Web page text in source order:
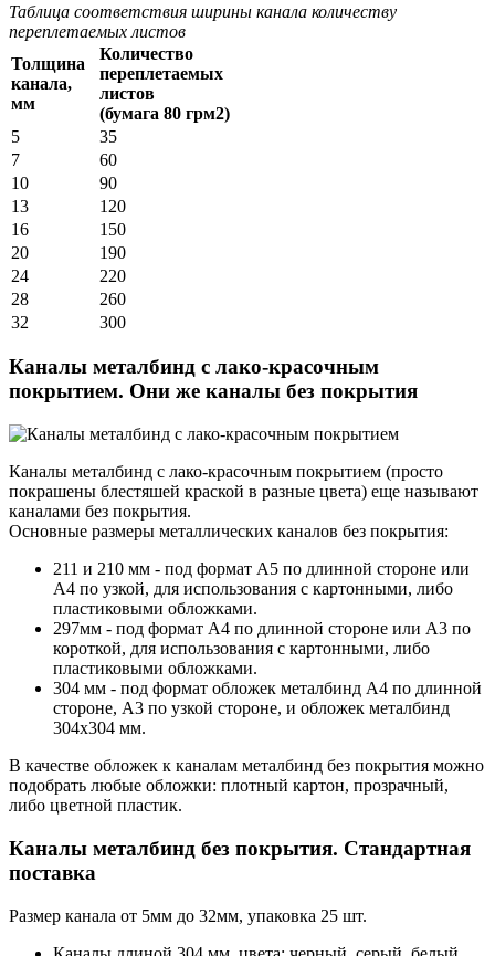
Таблица соответствия ширины канала количеству
переплетаемых листов
Толщина
канала,
мм
Количество
переплетаемых
листов
(бумага 80 грм2)
5
35
7
60
10
90
13
120
16
150
20
190
24
220
28
260
32
300
Каналы металбинд с лако-красочным
покрытием. Они же каналы без покрытия
Каналы металбинд с лако-красочным покрытием (просто
покрашены блестяшей краской в разные цвета) еще называют
каналами без покрытия.
Основные размеры металлических каналов без покрытия:
211 и 210 мм - под формат А5 по длинной стороне или
А4 по узкой, для использования с картонными, либо
пластиковыми обложками.
297мм - под формат А4 по длинной стороне или А3 по
короткой, для использования с картонными, либо
пластиковыми обложками.
304 мм - под формат обложек металбинд А4 по длинной
стороне, А3 по узкой стороне, и обложек металбинд
304х304 мм.
В качестве обложек к каналам металбинд без покрытия можно
подобрать любые обложки: плотный картон, прозрачный,
либо цветной пластик.
Каналы металбинд без покрытия. Стандартная
поставка
Размер канала от 5мм до 32мм, упаковка 25 шт.